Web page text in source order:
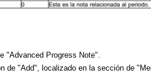
"Advanced Progress Note".
de "Add", localizado en la sección de